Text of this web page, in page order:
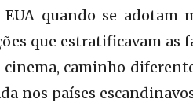
quando se adotam
que estratificavam as
caminho
nos países